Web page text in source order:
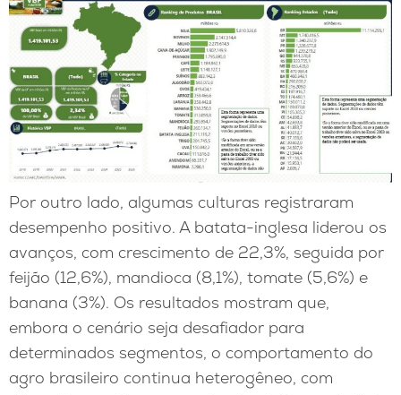
Por outro lado, algumas culturas registraram
desempenho positivo. A batata-inglesa liderou os
avanços, com crescimento de 22,3%, seguida por
feijão (12,6%), mandioca (8,1%), tomate (5,6%) e
banana (3%). Os resultados mostram que,
embora o cenário seja desafiador para
determinados segmentos, o comportamento do
agro brasileiro continua heterogêneo, com